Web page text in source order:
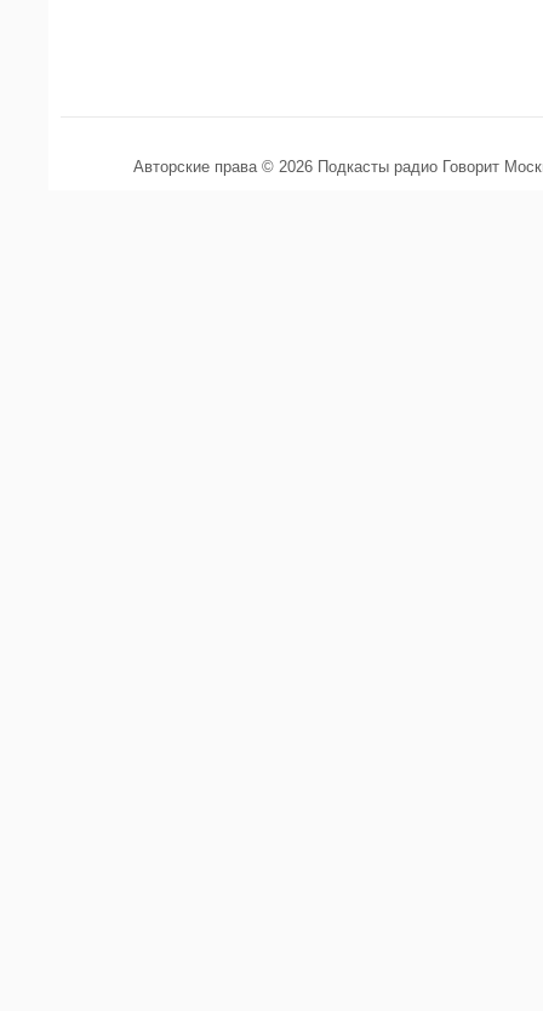
Авторские права © 2026 Подкасты радио Говорит